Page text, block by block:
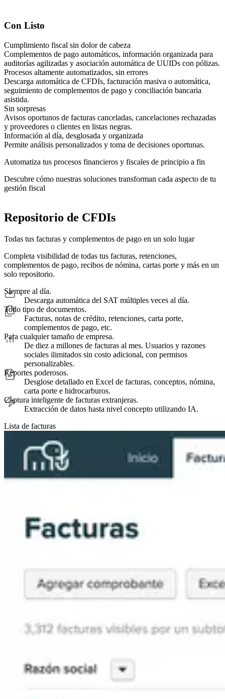
Con Listo
Cumplimiento fiscal sin dolor de cabeza
Complementos de pago automáticos, información organizada para
auditorías agilizadas y asociación automática de UUIDs con pólizas.
Procesos altamente automatizados, sin errores
Descarga automática de CFDIs, facturación masiva o automática,
seguimiento de complementos de pago y conciliación bancaria
asistida.
Sin sorpresas
Avisos oportunos de facturas canceladas, cancelaciones rechazadas
y proveedores o clientes en listas negras.
Información al día, desglosada y organizada
Permite análisis personalizados y toma de decisiones oportunas.
Automatiza tus procesos financieros y fiscales de principio a fin
Descubre cómo nuestras soluciones transforman cada aspecto de tu
gestión fiscal
Repositorio de CFDIs
Todas tus facturas y complementos de pago en un solo lugar
Completa visibilidad de todas tus facturas, retenciones,
complementos de pago, recibos de nómina, cartas porte y más en un
solo repositorio.
Siempre al día.
Descarga automática del SAT múltiples veces al día.
Todo tipo de documentos.
Facturas, notas de crédito, retenciones, carta porte,
complementos de pago, etc.
Para cualquier tamaño de empresa.
De diez a millones de facturas al mes. Usuarios y razones
sociales ilimitados sin costo adicional, con permisos
personalizables.
Reportes poderosos.
Desglose detallado en Excel de facturas, conceptos, nómina,
carta porte e hidrocarburos.
Captura inteligente de facturas extranjeras.
Extracción de datos hasta nivel concepto utilizando IA.
Lista de facturas